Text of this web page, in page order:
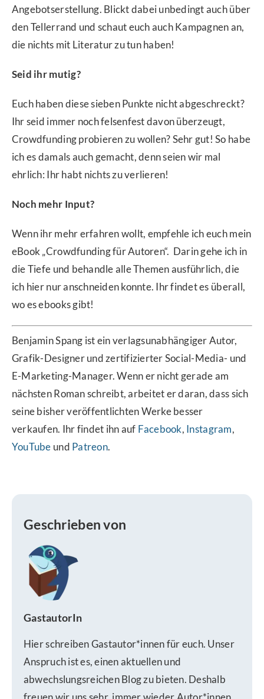
Angebotserstellung. Blickt dabei unbedingt auch über
den Tellerrand und schaut euch auch Kampagnen an,
die nichts mit Literatur zu tun haben!
Seid ihr mutig?
Euch haben diese sieben Punkte nicht abgeschreckt?
Ihr seid immer noch felsenfest davon überzeugt,
Crowdfunding probieren zu wollen? Sehr gut! So habe
ich es damals auch gemacht, denn seien wir mal
ehrlich: Ihr habt nichts zu verlieren!
Noch mehr Input?
Wenn ihr mehr erfahren wollt, empfehle ich euch mein
eBook „Crowdfunding für Autoren“. Darin gehe ich in
die Tiefe und behandle alle Themen ausführlich, die
ich hier nur anschneiden konnte. Ihr findet es überall,
wo es ebooks gibt!
Benjamin Spang ist ein verlagsunabhängiger Autor,
Grafik-Designer und zertifizierter Social-Media- und
E-Marketing-Manager. Wenn er nicht gerade am
nächsten Roman schreibt, arbeitet er daran, dass sich
seine bisher veröffentlichten Werke besser
verkaufen. Ihr findet ihn auf Facebook, Instagram,
YouTube und Patreon.
Geschrieben von
GastautorIn
Hier schreiben Gastautor*innen für euch. Unser
Anspruch ist es, einen aktuellen und
abwechslungsreichen Blog zu bieten. Deshalb